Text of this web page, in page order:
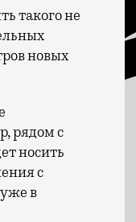
такого не
новых
рядом с
носить
с
в